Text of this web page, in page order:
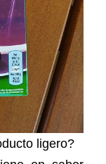
ligero?